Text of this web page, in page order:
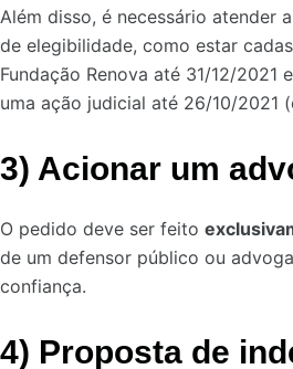
Além disso, é necessário atender
de elegibilidade, como estar
Fundação Renova até 31/12/2021
uma ação judicial até 26/10/2021
3) Acionar um
O pedido deve ser feito
de um defensor público ou
confiança.
4) Proposta de